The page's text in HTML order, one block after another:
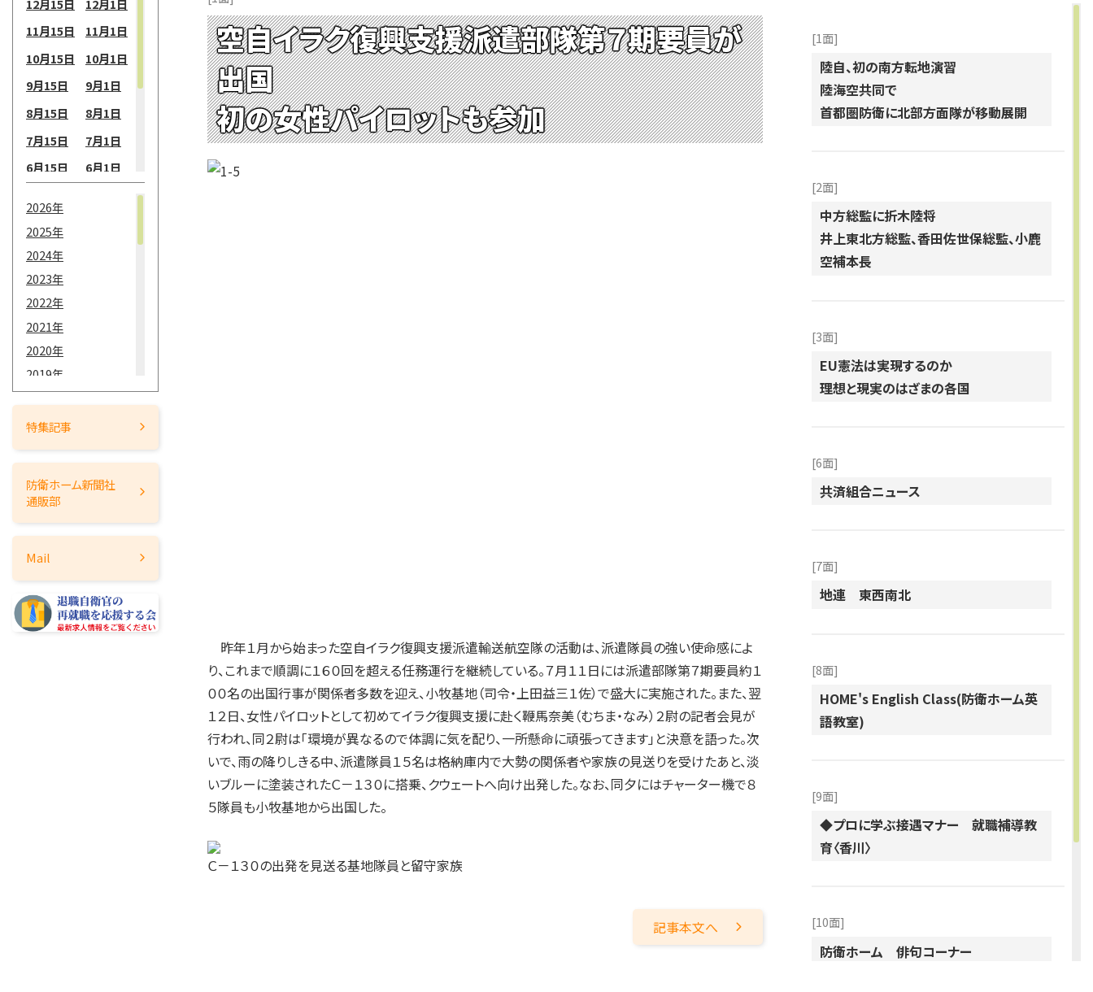
11月15日
11月1日
10月15日
10月1日
9月15日
9月1日
8月15日
8月1日
7月15日
7月1日
6月15日
6月1日
3月15日
2月15日
1月15日
2026年
2025年
2024年
2023年
2022年
2021年
2020年
2019年
2018年
2017年
2014年
2012年
2011年
2009年
2008年
特集記事
防衛ホーム新聞社
通販部
Mail
空自イラク復興支援派遣部隊第７期要員が
出国
初の女性パイロットも参加
昨年１月から始まった空自イラク復興支援派遣輸送航空隊の活動は、派遣隊員の強い使命感によ
り、これまで順調に１６０回を超える任務運行を継続している。７月１１日には派遣部隊第７期要員約１
００名の出国行事が関係者多数を迎え、小牧基地（司令・上田益三１佐）で盛大に実施された。また、翌
１２日、女性パイロットとして初めてイラク復興支援に赴く鞭馬奈美（むちま・なみ）２尉の記者会見が
行われ、同２尉は「環境が異なるので体調に気を配り、一所懸命に頑張ってきます」と決意を語った。次
いで、雨の降りしきる中、派遣隊員１５名は格納庫内で大勢の関係者や家族の見送りを受けたあと、淡
いブルーに塗装されたＣ－１３０に搭乗、クウェートへ向け出発した。なお、同夕にはチャーター機で８
５隊員も小牧基地から出国した。
Ｃ－１３０の出発を見送る基地隊員と留守家族
記事本文へ
[1面]
陸自、初の南方転地演習
陸海空共同で
首都圏防衛に北部方面隊が移動展開
[2面]
中方総監に折木陸将
井上東北方総監、香田佐世保総監、小鹿
空補本長
[3面]
EU憲法は実現するのか
理想と現実のはざまの各国
[6面]
共済組合ニュース
[7面]
地連 東西南北
[8面]
HOME's English Class(防衛ホーム英
語教室)
[9面]
◆プロに学ぶ接遇マナー 就職補導教
育〈香川〉
[10面]
防衛ホーム 俳句コーナー